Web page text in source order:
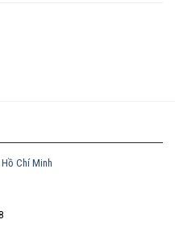
Chí Minh